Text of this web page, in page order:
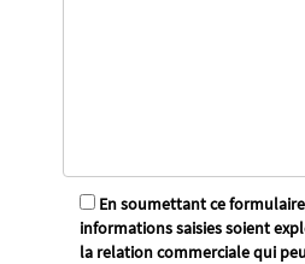
En soumettant ce
informations saisies soient
la relation commerciale qui